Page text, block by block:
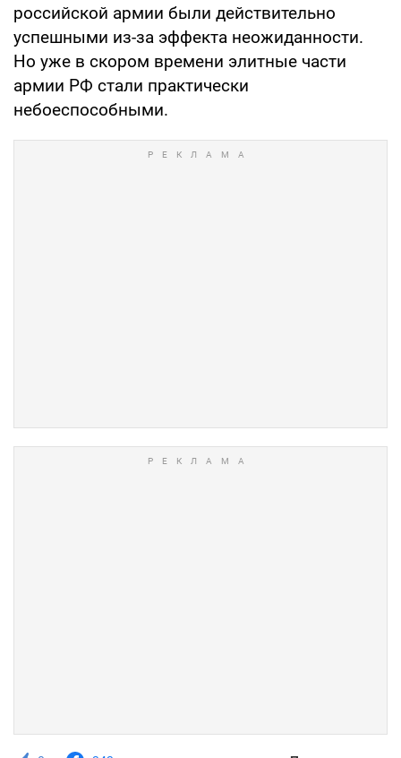
российской армии были действительно
успешными из-за эффекта неожиданности.
Но уже в скором времени элитные части
армии РФ стали практически
небоеспособными.